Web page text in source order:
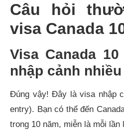
Câu hỏi
visa Canada
Visa Canada
nhập cảnh
Đúng vậy! Đây là visa nhập
entry). Bạn có thể đến
trong 10 năm, miễn là mỗi lần